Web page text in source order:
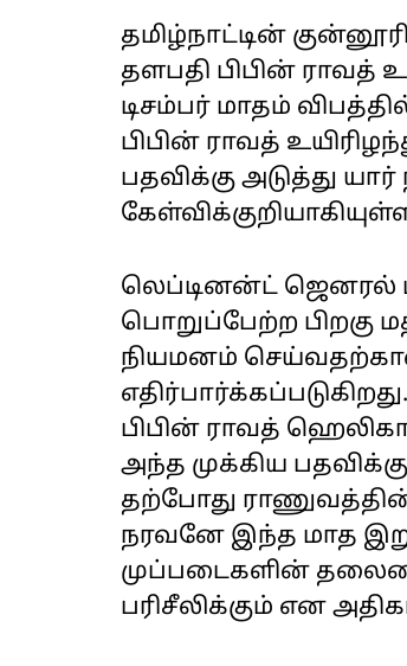
தமிழ்நாட்டின்
தளபதி பிபின் ராவத்
டிசம்பர் மாதம்
பிபின் ராவத்
பதவிக்கு அடுத்து
லெப்டினன்ட் ஜெனரல்
பொறுப்பேற்ற பிறகு
நியமனம்
பிபின் ராவத்
அந்த முக்கிய
தற்போது
நரவனே இந்த மாத
முப்படைகளின் தலைமை
பரிசீலிக்கும் என